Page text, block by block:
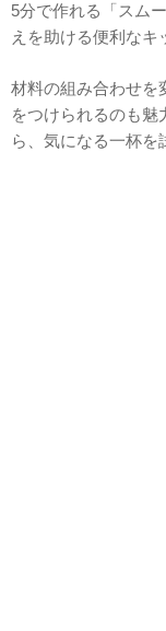
5分で作れる「スム
えを助ける便利なキ
材料の組み合わせを
をつけられるのも
ら、気になる一杯を